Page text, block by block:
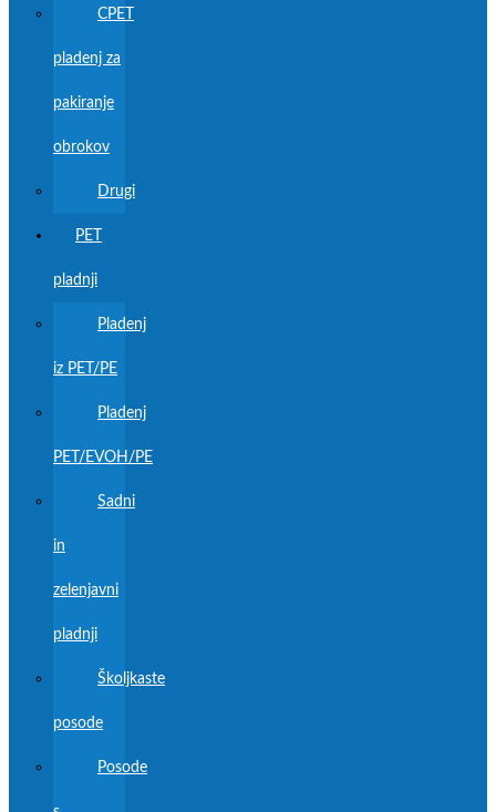
CPET
pladenj za
pakiranje
obrokov
Drugi
PET
pladnji
Pladenj
iz PET/PE
Pladenj
PET/EVOH/PE
Sadni
in
zelenjavni
pladnji
Školjkaste
posode
Posode